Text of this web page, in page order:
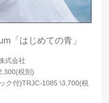
「はじめての青」
式会社
税別)
ク付)TRJC-1085 \3,700(税